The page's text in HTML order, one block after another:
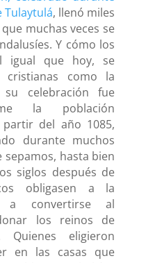
Tulaytulá, llenó miles
muchas veces se
Y cómo los
igual que hoy, se
cristianas como la
celebración fue
la población
del año 1085,
durante muchos
sepamos, hasta bien
siglos después de
obligasen a la
a convertirse al
los reinos de
eligieron
en las casas que